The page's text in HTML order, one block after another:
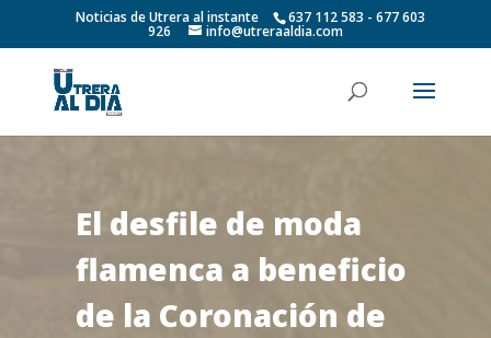
Noticias de Utrera al instante 637 112 583 - 677 603
926 info@utreraaldia.com
El desfile de moda
flamenca a beneficio
de la Coronación de